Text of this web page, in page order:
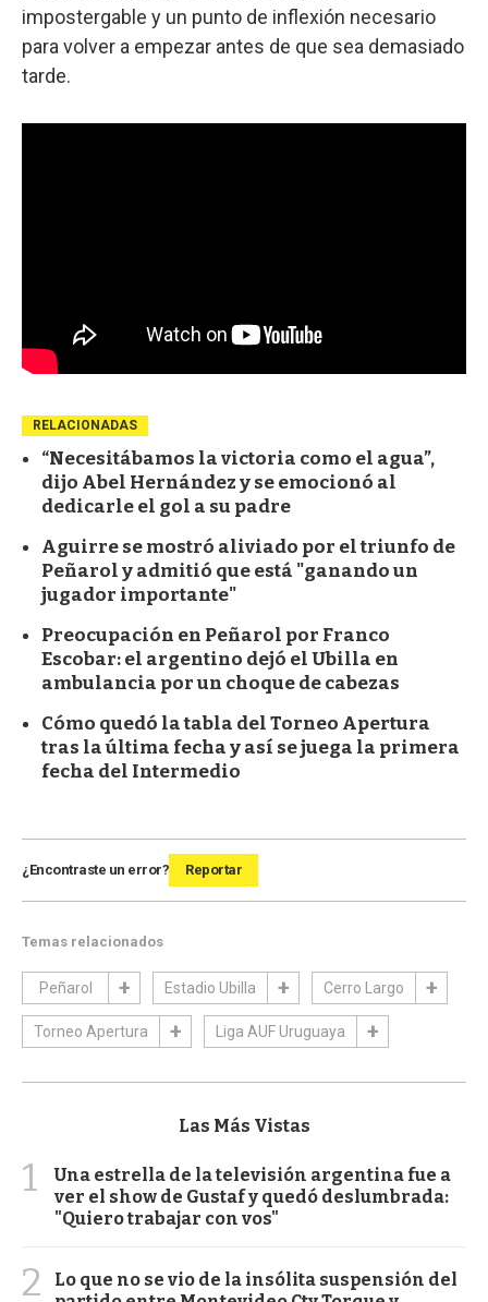
impostergable y un punto de inflexión necesario
para volver a empezar antes de que sea demasiado
tarde.
RELACIONADAS
“Necesitábamos la victoria como el agua”,
dijo Abel Hernández y se emocionó al
dedicarle el gol a su padre
Aguirre se mostró aliviado por el triunfo de
Peñarol y admitió que está "ganando un
jugador importante"
Preocupación en Peñarol por Franco
Escobar: el argentino dejó el Ubilla en
ambulancia por un choque de cabezas
Cómo quedó la tabla del Torneo Apertura
tras la última fecha y así se juega la primera
fecha del Intermedio
¿Encontraste un error? Reportar
Temas relacionados
Peñarol Estadio Ubilla Cerro Largo
Torneo Apertura Liga AUF Uruguaya
Las Más Vistas
1
Una estrella de la televisión argentina fue a
ver el show de Gustaf y quedó deslumbrada:
"Quiero trabajar con vos"
2
Lo que no se vio de la insólita suspensión del